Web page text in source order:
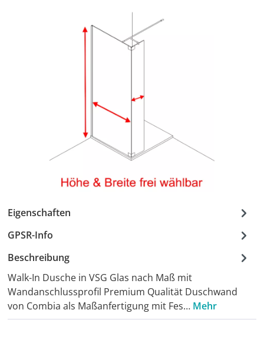
Eigenschaften
GPSR-Info
Beschreibung
Walk-In Dusche in VSG Glas nach Maß mit
Wandanschlussprofil Premium Qualität Duschwand
von Combia als Maßanfertigung mit Fes… Mehr